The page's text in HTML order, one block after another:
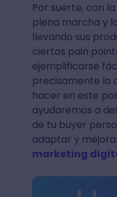
Por suerte, con
plena marcha y
llevando sus
ciertos pain
ejemplificarse
precisamente lo
hacer en este
ayudaremos a
de tu buyer
adaptar y
marketing